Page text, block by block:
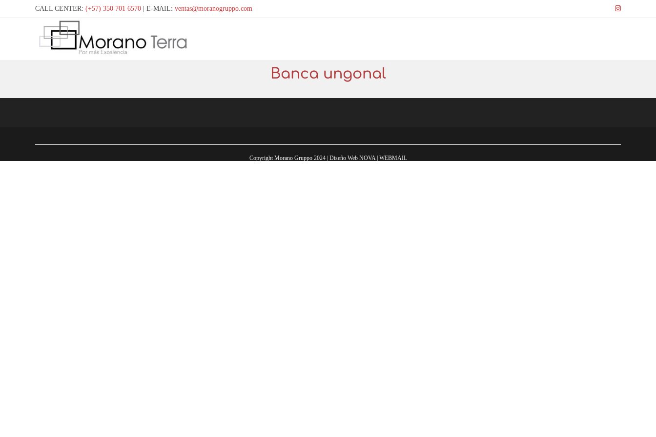
CALL CENTER: (+57) 350 701 6570 | E-MAIL: ventas@moranogruppo.com
Banca ungonal
Copyright Morano Gruppo 2024 | Diseño Web NOVA| WEBMAIL